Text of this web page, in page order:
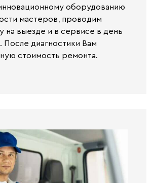
оборудованию
мастеров, проводим
на выезде и в сервисе в день
После диагностики Вам
стоимость ремонта.